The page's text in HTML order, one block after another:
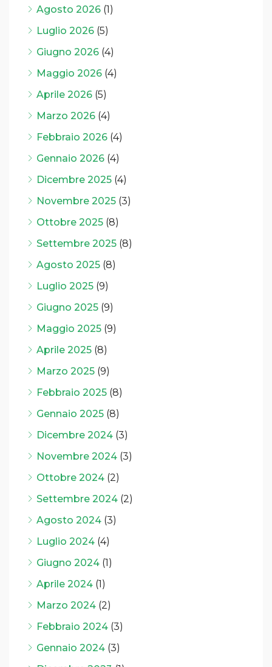
Agosto 2026 (1)
Luglio 2026 (5)
Giugno 2026 (4)
Maggio 2026 (4)
Aprile 2026 (5)
Marzo 2026 (4)
Febbraio 2026 (4)
Gennaio 2026 (4)
Dicembre 2025 (4)
Novembre 2025 (3)
Ottobre 2025 (8)
Settembre 2025 (8)
Agosto 2025 (8)
Luglio 2025 (9)
Giugno 2025 (9)
Maggio 2025 (9)
Aprile 2025 (8)
Marzo 2025 (9)
Febbraio 2025 (8)
Gennaio 2025 (8)
Dicembre 2024 (3)
Novembre 2024 (3)
Ottobre 2024 (2)
Settembre 2024 (2)
Agosto 2024 (3)
Luglio 2024 (4)
Giugno 2024 (1)
Aprile 2024 (1)
Marzo 2024 (2)
Febbraio 2024 (3)
Gennaio 2024 (3)